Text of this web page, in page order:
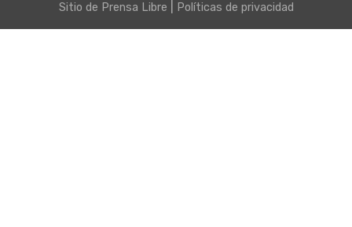
Sitio de Prensa Libre Políticas de privacidad